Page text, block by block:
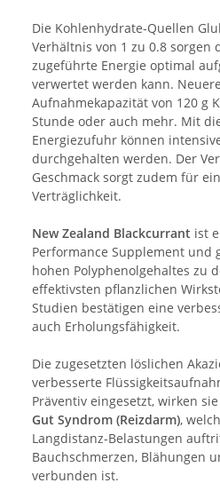
Die Kohlenhydrate-Quellen
Verhältnis von 1 zu 0.8 sorgen
zugeführte Energie optimal
verwertet werden kann.
Aufnahmekapazität von 120 g
Stunde oder auch mehr. Mit
Energiezufuhr können
durchgehalten werden. Der
Geschmack sorgt zudem für
Verträglichkeit.
New Zealand Blackcurrant ist
Performance Supplement und
hohen Polyphenolgehaltes zu
effektivsten pflanzlichen
Studien bestätigen eine
auch Erholungsfähigkeit.
Die zugesetzten löslichen
verbesserte
Präventiv eingesetzt, wirken
Gut Syndrom (Reizdarm),
Langdistanz-Belastungen
Bauchschmerzen, Blähungen
verbunden ist.